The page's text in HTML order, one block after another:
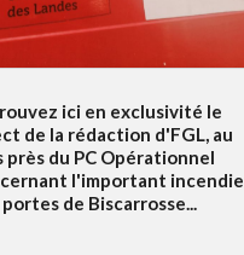
ici en exclusivité le
de la rédaction d'FGL, au
près du PC Opérationnel
l'important incendie
portes de Biscarrosse...